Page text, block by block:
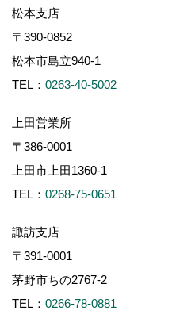
松本支店
〒390-0852
松本市島立940-1
TEL： 0263-40-5002
上田営業所
〒386-0001
上田市上田1360-1
TEL： 0268-75-0651
諏訪支店
〒391-0001
茅野市ちの2767-2
TEL： 0266-78-0881